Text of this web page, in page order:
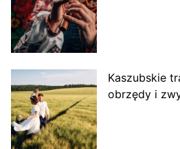
Kaszubskie
obrzędy i